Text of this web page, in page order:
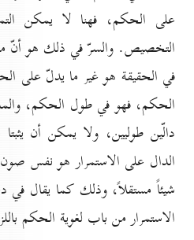
على الحكم، فهنا لا يمكن
التخصيص. والسرّ في ذلك هو أنّ ما
في الحقيقة هو غير ما يدلّ على
الحكم، فهو في طول الحكم،
دالّين طوليين، ولا يمكن أن
الدال على الاستمرار هو نفس
شيئاً مستقلاً، وذلك كما يقال في
الاستمرار من باب لغوية الحكم